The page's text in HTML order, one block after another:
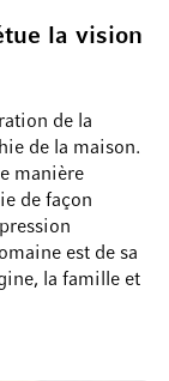
la vision
de la
de la maison.
manière
de façon
est de sa
la famille et